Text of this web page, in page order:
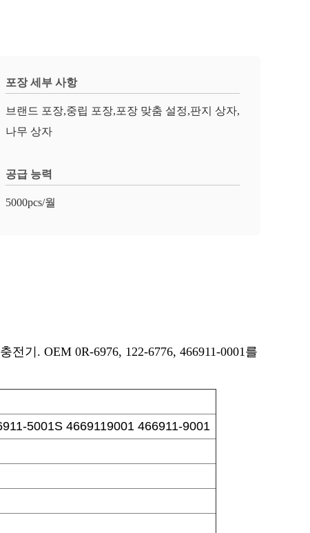
포장 세부 사항
브랜드 포장,중립 포장,포장 맞춤 설정,판지 상자,
나무 상자
공급 능력
5000pcs/월
기. OEM 0R-6976, 122-6776, 466911-0001를
5001S 4669119001 466911-9001